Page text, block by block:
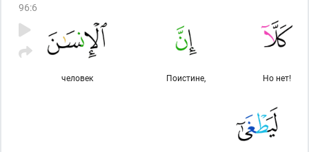
96:6
Но нет!
Поистине,
человек